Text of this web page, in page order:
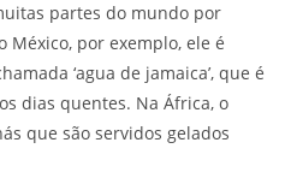
partes do mundo por
México, por exemplo, ele é
‘agua de jamaica’, que é
dias quentes. Na África, o
que são servidos gelados